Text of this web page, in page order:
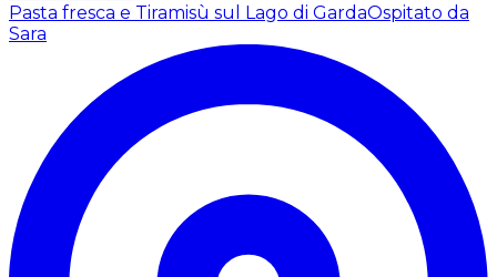
Pasta fresca e Tiramisù sul Lago di GardaOspitato da
Sara